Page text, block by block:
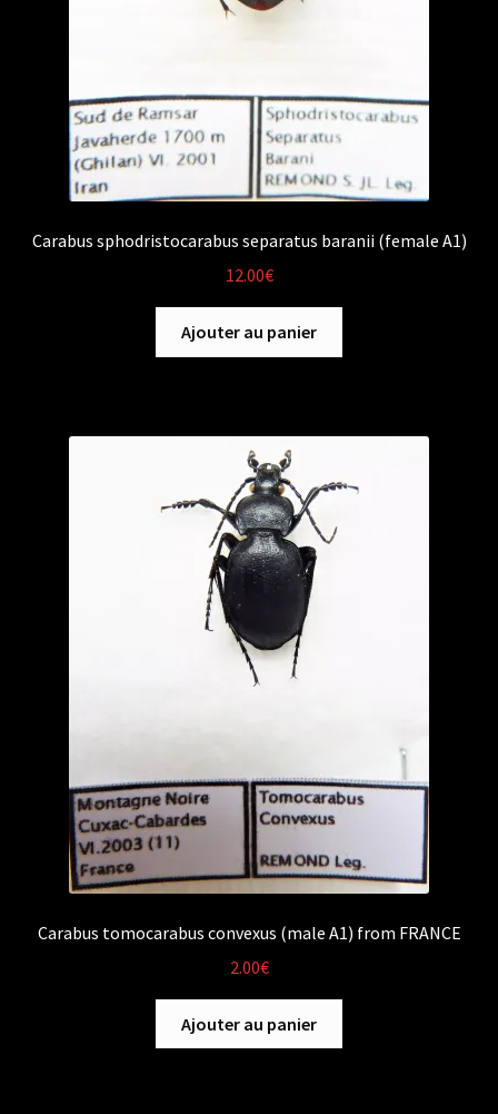
Carabus sphodristocarabus separatus baranii (female A1)
12.00€
Ajouter au panier
Carabus tomocarabus convexus (male A1) from FRANCE
2.00€
Ajouter au panier